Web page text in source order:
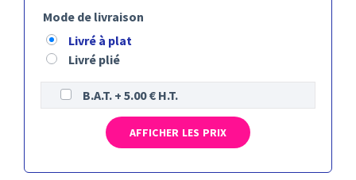
Mode de livraison
Livré à plat
Livré plié
B.A.T. + 5.00 € H.T.
AFFICHER LES PRIX